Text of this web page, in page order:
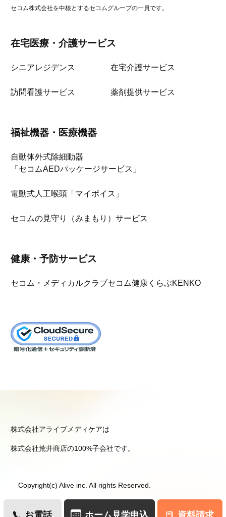
セコム株式会社を中核とするセコムグループの一員です。
在宅医療・介護サービス
シニアレジデンス 在宅介護サービス
訪問看護サービス 薬剤提供サービス
福祉機器・医療機器
自動体外式除細動器
「セコムAEDパッケージサービス」
電動式人工喉頭「マイボイス」
セコムの見守り（みまもり）サービス
健康・予防サービス
セコム・メディカルクラブセコム健康くらぶKENKO
株式会社アライブメディケアは
株式会社荒井商店の100%子会社です。
Copyright(c) Alive inc. All rights Reserved.
お電話 ホーム見学申込 資料請求